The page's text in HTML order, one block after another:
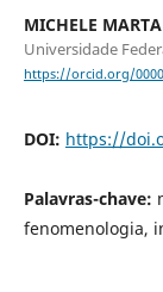
MICHELE
Universidade
https://orcid.org/
DOI: https://
Palavras-chave:
fenomenologia,